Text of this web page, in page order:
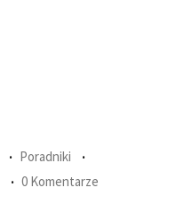
Poradniki
0 Komentarze